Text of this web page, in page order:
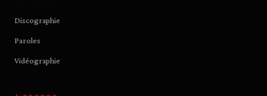
Discographie
Paroles
Vidéographie